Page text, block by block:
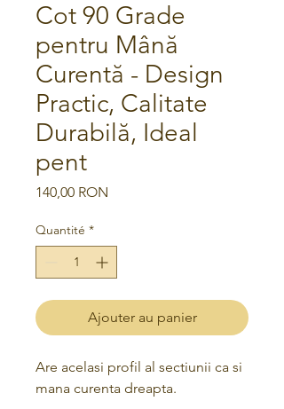
Cot 90 Grade
pentru Mână
Curentă - Design
Practic, Calitate
Durabilă, Ideal
pent
140,00 RON
Quantité *
Ajouter au panier
Are acelasi profil al sectiunii ca si
mana curenta dreapta.